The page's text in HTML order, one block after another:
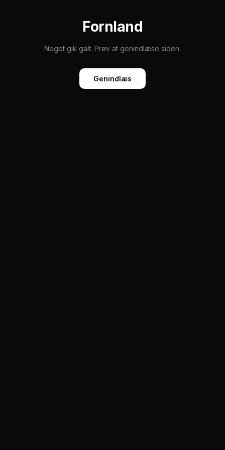
Fornland
Noget gik galt. Prøv at genindlæse siden.
Genindlæs